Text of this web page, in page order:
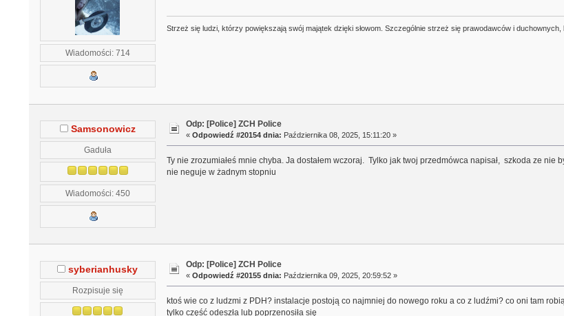
Wiadomości: 714
Strzeż się ludzi, którzy powiększają swój majątek dzięki słowom. Szczególnie strzeż się prawodawców i
Samsonowicz
Gaduła
Wiadomości: 450
Odp: [Police] ZCH Police
«Odpowiedź #20154 dnia: Października 08, 2025, 15:11:20 »
Ty nie zrozumiałeś mnie chyba. Ja dostałem wczoraj. Tylko jak twoj przedmówca napisał, szkoda ze
nie neguje w żadnym stopniu
syberianhusky
Rozpisuje się
Odp: [Police] ZCH Police
«Odpowiedź #20155 dnia: Października 09, 2025, 20:59:52 »
ktoś wie co z ludzmi z PDH? instalacje postoją co najmniej do nowego roku a co z ludźmi? co oni tam
tylko część odeszła lub poprzenosiła się